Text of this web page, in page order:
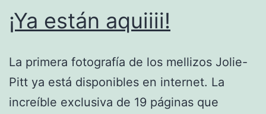
¡Ya están aquiiii!
La primera fotografía de los mellizos Jolie-
Pitt ya está disponibles en internet. La
increíble exclusiva de 19 páginas que